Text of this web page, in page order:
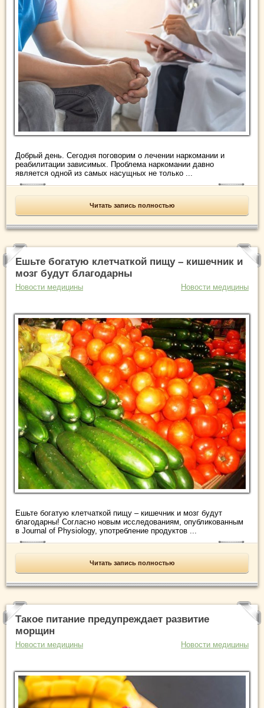
Добрый день. Сегодня поговорим о лечении наркомании и
реабилитации зависимых. Проблема наркомании давно
является одной из самых насущных не только ...
Читать запись полностью
Ешьте богатую клетчаткой пищу – кишечник и
мозг будут благодарны
Новости медицины Новости медицины
Ешьте богатую клетчаткой пищу – кишечник и мозг будут
благодарны! Согласно новым исследованиям, опубликованным
в Journal of Physiology, употребление продуктов ...
Читать запись полностью
Такое питание предупреждает развитие
морщин
Новости медицины Новости медицины